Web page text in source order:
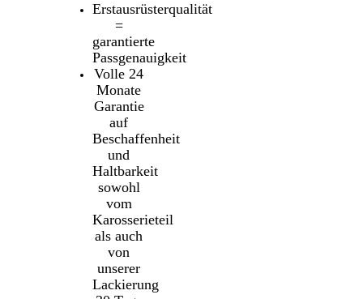
Erstausrüsterqualität
=
garantierte
Passgenauigkeit
Volle 24
Monate
Garantie
auf
Beschaffenheit
und
Haltbarkeit
sowohl
vom
Karosserieteil
als auch
von
unserer
Lackierung